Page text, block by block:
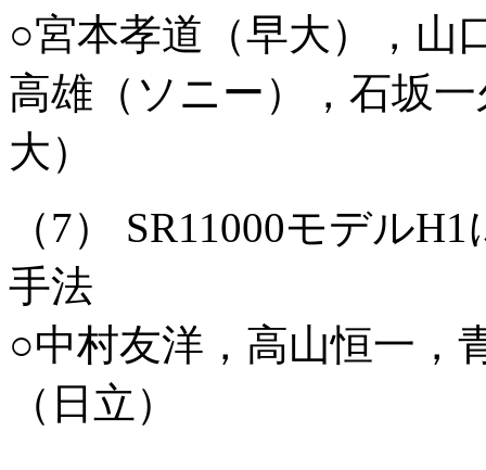
○宮本孝道（早大），山
高雄（ソニー），石坂
大）
（7） SR11000モデル
手法
○中村友洋，高山恒一，
（日立）